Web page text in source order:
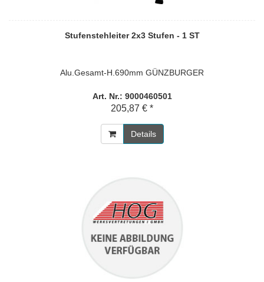
Stufenstehleiter 2x3 Stufen - 1 ST
Alu.Gesamt-H.690mm GÜNZBURGER
Art. Nr.: 9000460501
205,87 € *
Details